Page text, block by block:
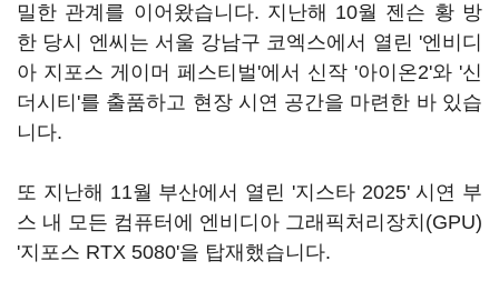
밀한 관계를 이어왔습니다. 지난해 10월 젠슨 황 방
한 당시 엔씨는 서울 강남구 코엑스에서 열린 '엔비디
아 지포스 게이머 페스티벌'에서 신작 '아이온2'와 '신
더시티'를 출품하고 현장 시연 공간을 마련한 바 있습
니다.
또 지난해 11월 부산에서 열린 '지스타 2025' 시연 부
스 내 모든 컴퓨터에 엔비디아 그래픽처리장치(GPU)
'지포스 RTX 5080'을 탑재했습니다.